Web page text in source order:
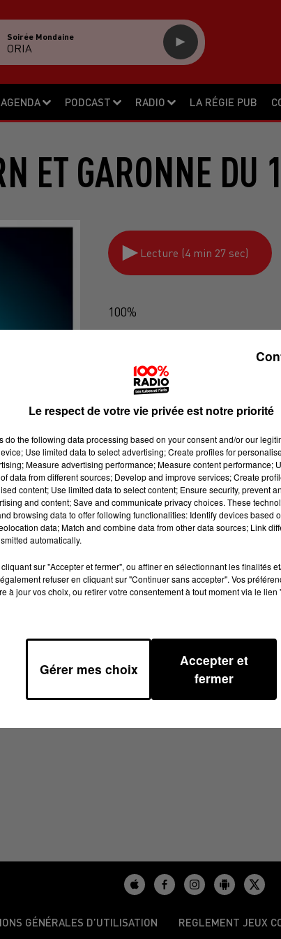
AGENDA PODCAST RADIO LA RÉGIE PUB
Soirée Mondaine
ORIA
ET GARONNE
Lecture (4 min 27 sec)
100%
À 16H59
GÉNÉRALES D’UTILISATION REGLEMENT JEUX
Le respect de votre vie privée est notre priorité
do the following data processing based on your consent and/or our
Use limited data to select advertising; Create profiles for
Measure advertising performance; Measure content performance;
data from different sources; Develop and improve services; Create
content; Use limited data to select content; Ensure security, prevent
and content; Save and communicate privacy choices. These
browsing data to offer following functionalities: Identify devices based
data; Match and combine data from other data sources; Link
automatically.
sur "Accepter et fermer", ou affiner en sélectionnant les finalités
refuser en cliquant sur "Continuer sans accepter". Vos
à jour vos choix, ou retirer votre consentement à tout moment via le
Gérer mes choix
Accepter et
fermer